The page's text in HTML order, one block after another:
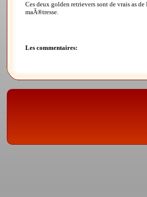
Ces deux golden retrievers sont de vrais as
maÃ®tresse.
Les commentaires: